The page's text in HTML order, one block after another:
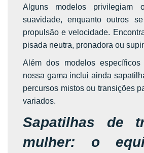
Alguns modelos
suavidade, enquanto outros
propulsão e velocidade.
pisada neutra, pronadora ou
Além dos modelos
nossa gama inclui ainda
percursos mistos ou transições
variados.
Sapatilhas de
mulher: o